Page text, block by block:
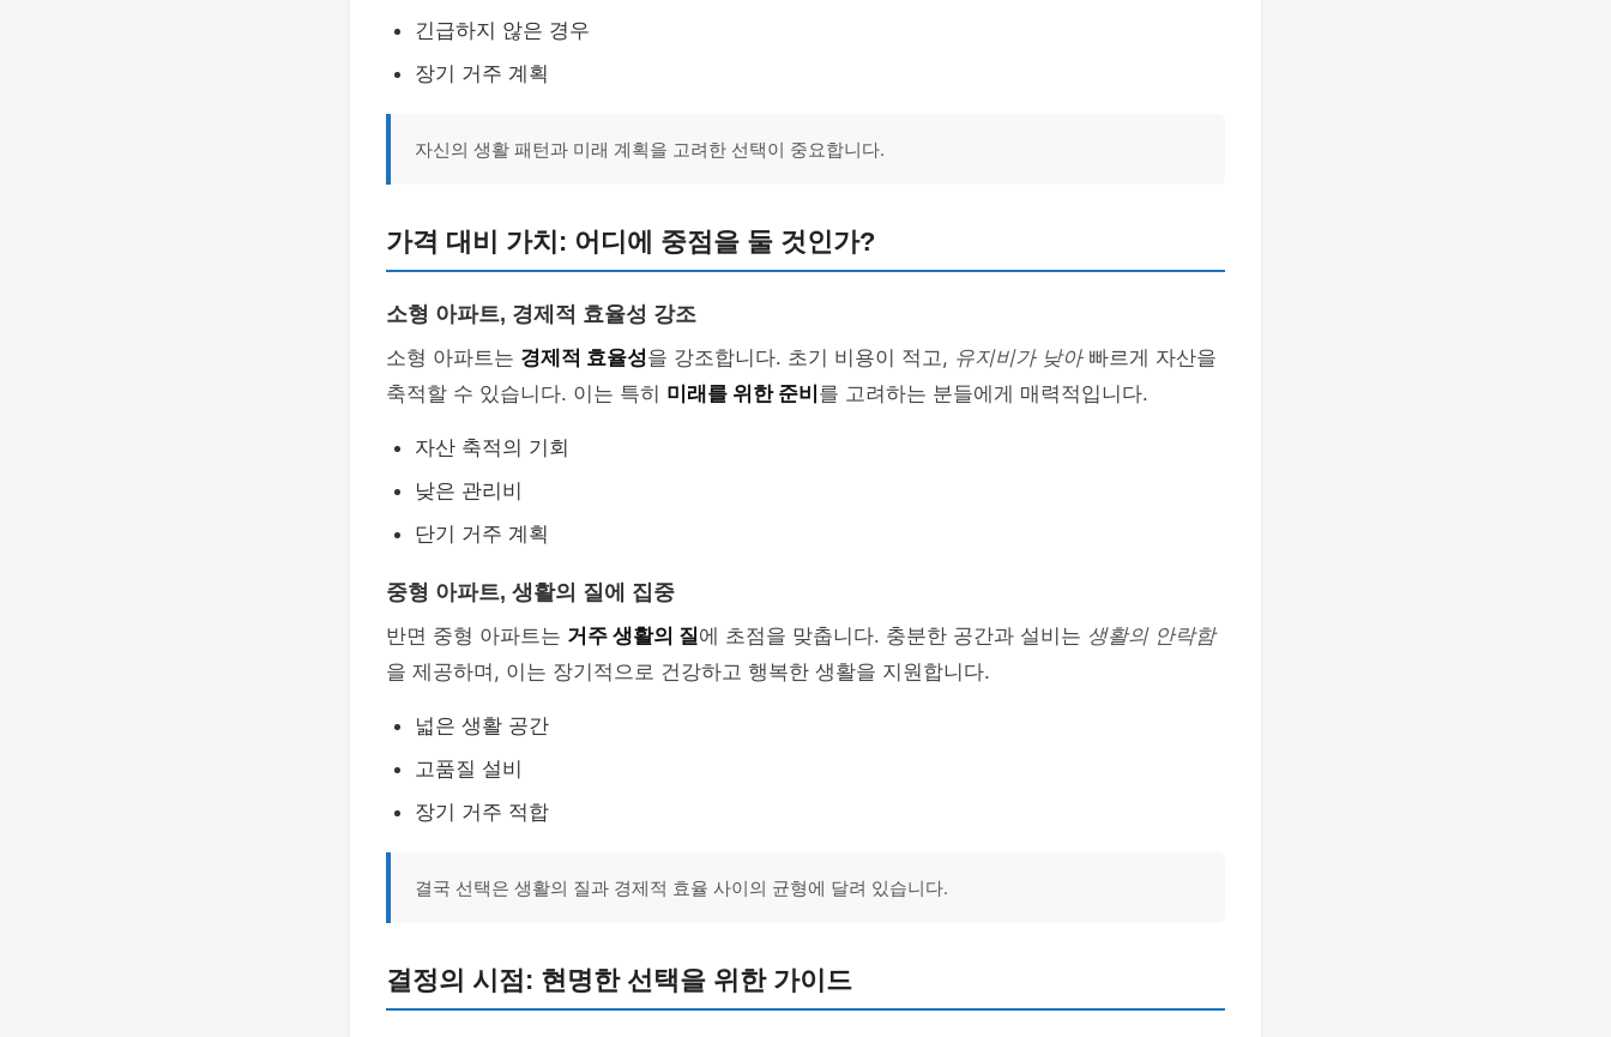
긴급하지 않은 경우
장기 거주 계획
자신의 생활 패턴과 미래 계획을 고려한 선택이 중요합니다.
가격 대비 가치: 어디에 중점을 둘 것인가?
소형 아파트, 경제적 효율성 강조
소형 아파트는 경제적 효율성을 강조합니다. 초기 비용이 적고, 유지비가 낮아빠르게 자산을
축적할 수 있습니다. 이는 특히 미래를 위한 준비 를 고려하는 분들에게 매력적입니다.
자산 축적의 기회
낮은 관리비
단기 거주 계획
중형 아파트, 생활의 질에 집중
반면 중형 아파트는 거주 생활의 질에 초점을 맞춥니다. 충분한 공간과 설비는 생활의 안락함
을 제공하며, 이는 장기적으로 건강하고 행복한 생활을 지원합니다.
넓은 생활 공간
고품질 설비
장기 거주 적합
결국 선택은 생활의 질과 경제적 효율 사이의 균형에 달려 있습니다.
결정의 시점: 현명한 선택을 위한 가이드